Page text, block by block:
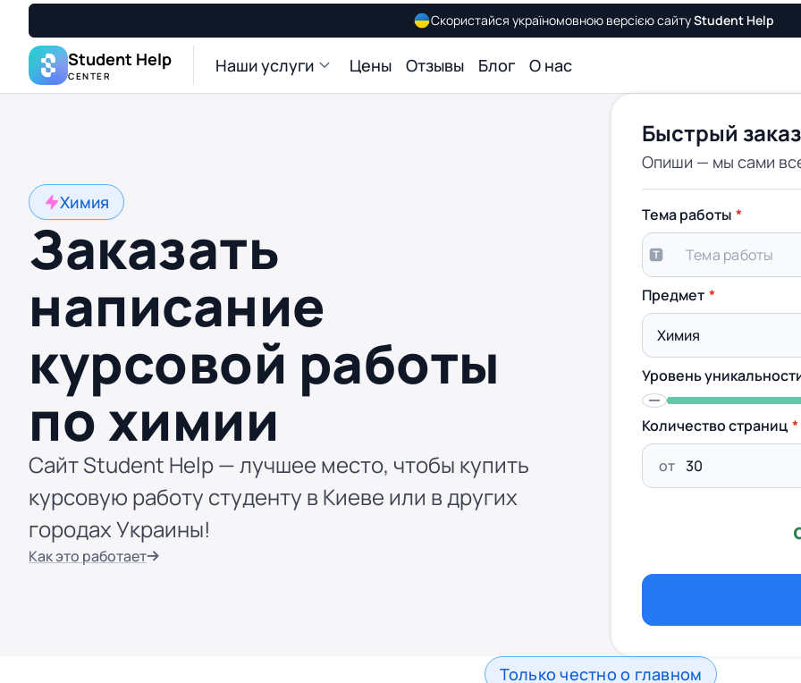
Скористайся україномовною версією сайтуStudent Help
Student Help
CENTER Наши услуги Цены Отзывы Блог О нас
Химия
Заказать
написание
курсовой работы
по химии
Сайт Student Help — лучшее место, чтобы купить
курсовую работу студенту в Киеве или в других
городах Украины!
Как это работает
Быстрый заказ
Опиши — мы сами
Тема работы
Предмет
Уровень
Количество страниц
от
Только честно о главном